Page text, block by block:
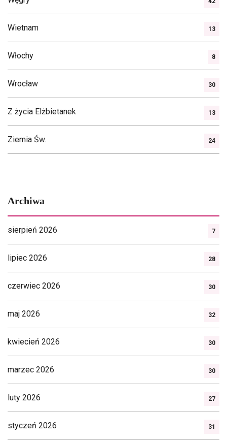
Wietnam 13
Włochy 8
Wrocław 30
Z życia Elżbietanek 13
Ziemia Św. 24
Archiwa
sierpień 2026 7
lipiec 2026 28
czerwiec 2026 30
maj 2026 32
kwiecień 2026 30
marzec 2026 30
luty 2026 27
styczeń 2026 31